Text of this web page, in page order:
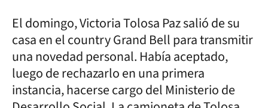
El domingo, Victoria Tolosa Paz salió de su
casa en el country Grand Bell para transmitir
una novedad personal. Había aceptado,
luego de rechazarlo en una primera
instancia, hacerse cargo del Ministerio de